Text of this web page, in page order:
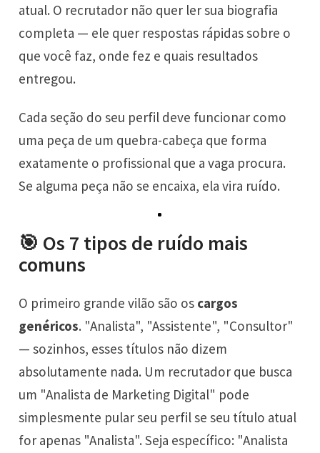
atual. O recrutador não quer ler sua biografia
completa — ele quer respostas rápidas sobre o
que você faz, onde fez e quais resultados
entregou.
Cada seção do seu perfil deve funcionar como
uma peça de um quebra-cabeça que forma
exatamente o profissional que a vaga procura.
Se alguma peça não se encaixa, ela vira ruído.
🎯 Os 7 tipos de ruído mais
comuns
O primeiro grande vilão são os cargos
genéricos. "Analista", "Assistente", "Consultor"
— sozinhos, esses títulos não dizem
absolutamente nada. Um recrutador que busca
um "Analista de Marketing Digital" pode
simplesmente pular seu perfil se seu título atual
for apenas "Analista". Seja específico: "Analista